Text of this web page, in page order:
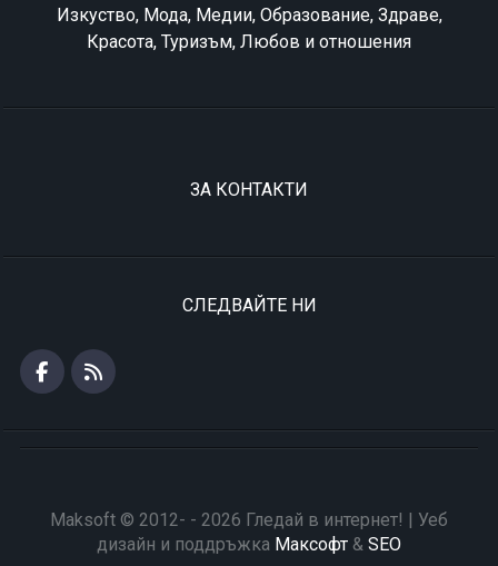
Изкуство, Мода, Медии, Образование, Здраве,
Красота, Туризъм, Любов и отношения
ЗА КОНТАКТИ
СЛЕДВАЙТЕ НИ
Maksoft © 2012- - 2026 Гледай в интернет! | Уеб
дизайн и поддръжка Максофт & SEO